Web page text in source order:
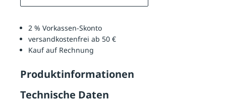
2 % Vorkassen-Skonto
versandkostenfrei ab 50 €
Kauf auf Rechnung
Produktinformationen
Technische Daten